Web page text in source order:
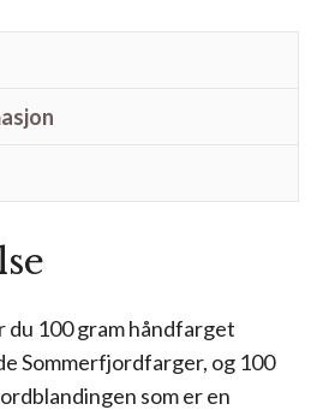
du 100 gram håndfarget
Sommerfjordfarger, og 100
som er en